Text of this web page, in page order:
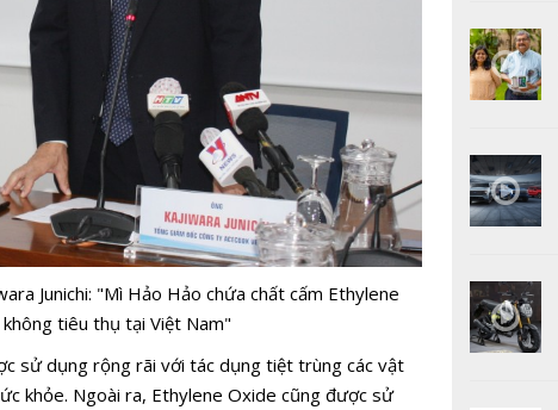
Junichi: "Mì Hảo Hảo chứa chất cấm Ethylene
tiêu thụ tại Việt Nam"
sử dụng rộng rãi với tác dụng tiệt trùng các vật
khỏe. Ngoài ra, Ethylene Oxide cũng được sử